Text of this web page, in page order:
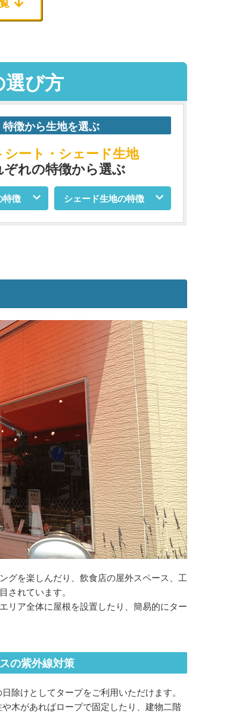
選び方
特徴から生地を選ぶ
ート ・ シェード生地
ぞれの特徴から選ぶ
特徴 シェード生地の特徴
グを楽しんだり、飲食店の屋外スペース、工
されています。
リア全体に屋根を設置したり、簡易的にター
の紫外線対策
除けとしてタープをご利用いただけます。
木があればロープで固定したり、建物二階